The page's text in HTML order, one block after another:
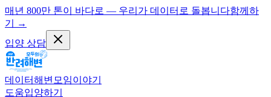
매년 800만 톤이 바다로 — 우리가 데이터로 돌봅니다함께하
기
→
입양 상담
데이터해변 모임이야기
도움입양하기